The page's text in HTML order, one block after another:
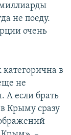
миллиарды
не поеду.
очень
категорична в
не
А если брать
Крыму сразу